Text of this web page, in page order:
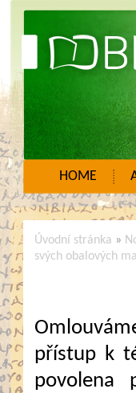
HOME
Úvodní stránka »
svých obalových
přístup k
povolena